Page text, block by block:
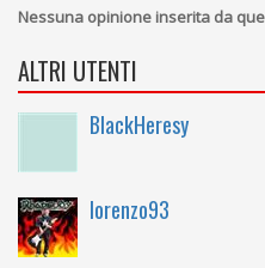
Nessuna opinione inserita da
ALTRI UTENTI
BlackHeresy
lorenzo93